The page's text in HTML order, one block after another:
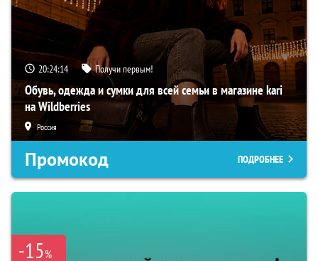
20:24:13 Получи первым!
Обувь, одежда и сумки для всей семьи в магазине kari
на Wildberries
Россия
Промокод ПОДРОБНЕЕ
-15%